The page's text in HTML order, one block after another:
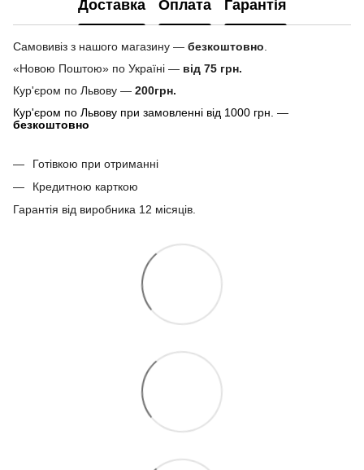
Доставка Оплата Гарантія
Самовивіз з нашого магазину — безкоштовно
«Новою Поштою» по Україні — від 75 грн.
Кур'єром по Львову — 200грн.
Кур'єром по Львову при замовленні від 1000 грн. —
безкоштовно
Готівкою при отриманні
Кредитною карткою
Гарантія від виробника 12 місяців.